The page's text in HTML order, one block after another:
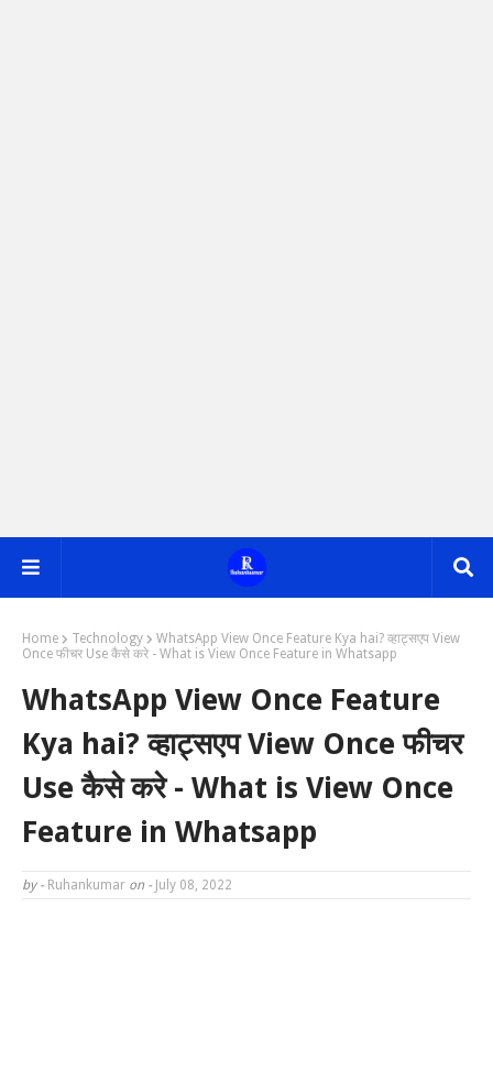
Home Technology
WhatsApp View Once Feature Kya hai? व्हाट्सएप View
Once फीचर Use कैसे करे - What is View Once Feature in Whatsapp
WhatsApp View Once Feature
Kya hai? व्हाट्सएप View Once फीचर
Use कैसे करे - What is View Once
Feature in Whatsapp
by - Ruhankumar on - July 08, 2022